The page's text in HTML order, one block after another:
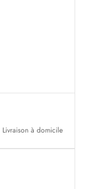
Livraison à domicile